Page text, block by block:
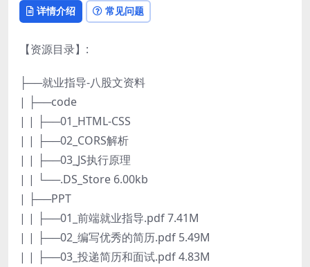
详情介绍 常见问题
【资源目录】:
├──就业指导-八股文资料
| ├──code
| | ├──01_HTML-CSS
| | ├──02_CORS解析
| | ├──03_JS执行原理
| | └──.DS_Store 6.00kb
| ├──PPT
| | ├──01_前端就业指导.pdf 7.41M
| | ├──02_编写优秀的简历.pdf 5.49M
| | ├──03_投递简历和面试.pdf 4.83M